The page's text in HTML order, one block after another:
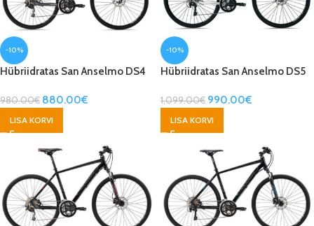
-10%
Hübriidratas San Anselmo DS4
980.00€ 880.00€
LISA KORVI
-10%
Hübriidratas San Anselmo DS5
1,099.00€ 990.00€
LISA KORVI